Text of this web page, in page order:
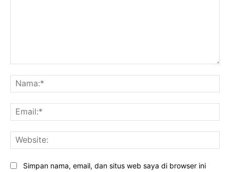
Simpan nama, email, dan situs web saya di browser ini